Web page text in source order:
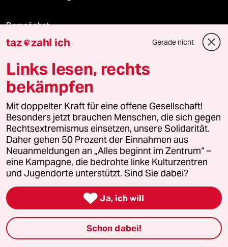
Demnächst
Live im Stream
Vergangene
taz lab 2027
Mehr taz Lesestoff
taz Blogs
taz FUTURZWEI
taz zahl ich Gerade nicht
Links lesen, rechts
bekämpfen
Mit doppelter Kraft für eine offene Gesellschaft!
Besonders jetzt brauchen Menschen, die sich gegen
Rechtsextremismus einsetzen, unsere Solidarität.
Daher gehen 50 Prozent der Einnahmen aus
Neuanmeldungen an „Alles beginnt im Zentrum“ –
eine Kampagne, die bedrohte linke Kulturzentren
und Jugendorte unterstützt. Sind Sie dabei?
 Ja, ich will
Schon dabei!